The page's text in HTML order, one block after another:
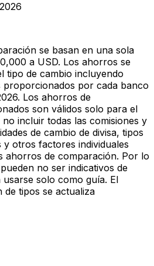
se basan en una sola
a USD. Los ahorros se
tipo de cambio incluyendo
proporcionados por cada banco
Los ahorros de
son válidos solo para el
incluir todas las comisiones y
de cambio de divisa, tipos
y otros factores individuales
ahorros de comparación. Por lo
no ser indicativos de
solo como guía. El
tipos se actualiza